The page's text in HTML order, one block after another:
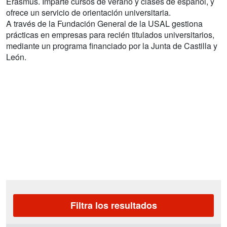
ofrece un servicio de orientación universitaria.
A través de la Fundación General de la USAL gestiona
prácticas en empresas para recién titulados universitarios,
mediante un programa financiado por la Junta de Castilla y
León.
Filtra los resultados